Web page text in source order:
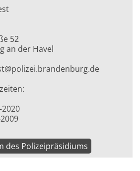
52
an der Havel
des Polizeipräsidiums